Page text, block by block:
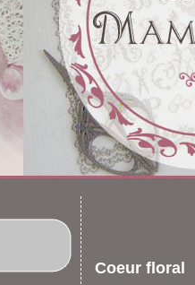
Coeur floral